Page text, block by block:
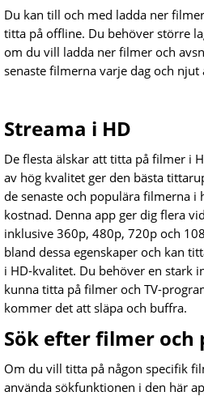
Du kan till och med ladda ner
titta på offline. Du behöver större
om du vill ladda ner filmer och
senaste filmerna varje dag och
Streama i HD
De flesta älskar att titta på filmer i
av hög kvalitet ger den bästa
de senaste och populära filmerna i
kostnad. Denna app ger dig flera
inklusive 360p, 480p, 720p och
bland dessa egenskaper och kan
i HD-kvalitet. Du behöver en stark
kunna titta på filmer och TV-
kommer det att släpa och buffra.
Sök efter filmer och
Om du vill titta på någon specifik
använda sökfunktionen i den här